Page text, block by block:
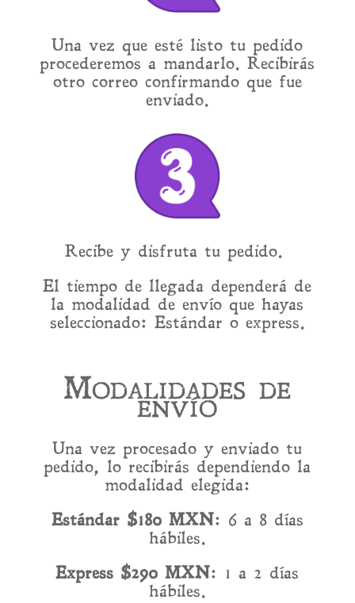
Una vez que esté listo tu pedido
procederemos a mandarlo. Recibirás
otro correo confirmando que fue
enviado.
Recibe y disfruta tu pedido.
El tiempo de llegada dependerá de
la modalidad de envío que hayas
seleccionado: Estándar o express.
Modalidades de
envío
Una vez procesado y enviado tu
pedido, lo recibirás dependiendo la
modalidad elegida:
Estándar $180 MXN: 6 a 8 días
hábiles.
Express $290 MXN: 1 a 2 días
hábiles.